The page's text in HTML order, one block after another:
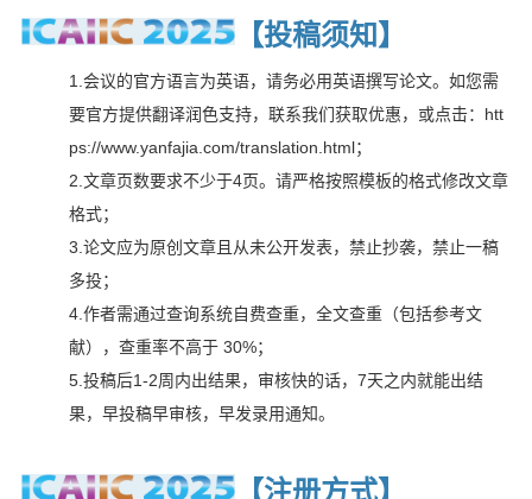
【投稿须知 】
1.会议的官方语言为英语，请务必用英语撰写论文。如您需
要官方提供翻译润色支持，联系我们获取优惠，或点击：htt
ps://www.yanfajia.com/translation.html；
2.文章页数要求不少于4页。请严格按照模板的格式修改文章
格式；
3.论文应为原创文章且从未公开发表，禁止抄袭，禁止一稿
多投；
4.作者需通过查询系统自费查重，全文查重（包括参考文
献），查重率不高于 30%；
5.投稿后1-2周内出结果，审核快的话，7天之内就能出结
果，早投稿早审核，早发录用通知。
【注册方式】